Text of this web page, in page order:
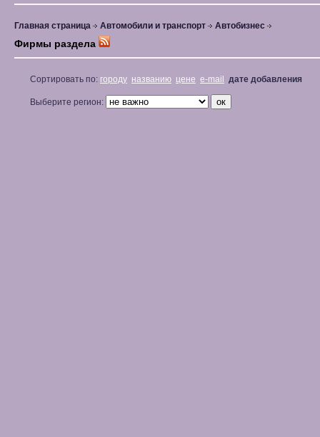
Главная страница Автомобили и транспорт Автобизнес
Фирмы раздела
Сортировать по: городу названию цене e-mail дате добавления
Выберите регион: